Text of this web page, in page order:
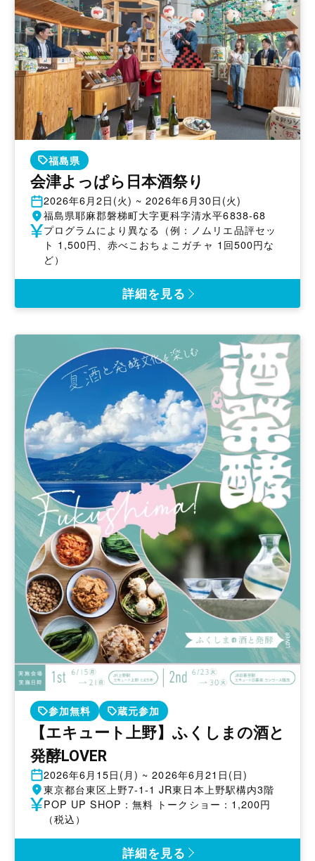
福島県
会津よっぱら日本酒祭り
開
催
日
2026年6月2日(火) ~ 2026年6月30日(火)
開
催
福島県耶麻郡磐梯町大字更科字清水平6838-68
参 プログラムにより異なる（例：ノムリエ品評セッ
ト 1,500円、赤べこおちょこガチャ 1回500円な
ど）
詳細を見る
参加無料 蔵元参加
【エキュート上野】ふくしまの酒と
発酵LOVER
開
催
日
2026年6月15日(月) ~ 2026年6月21日(日)
開
催
東京都台東区上野7-1-1 JR東日本上野駅構内3階
参 POP UP SHOP：無料 トークショー：1,200円
（税込）
詳細を見る